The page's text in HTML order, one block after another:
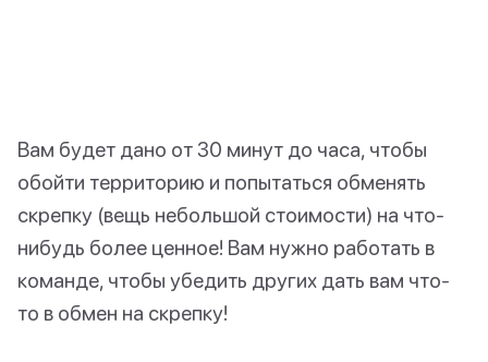
Вам будет дано от 30 минут до часа, чтобы
обойти территорию и попытаться обменять
скрепку (вещь небольшой стоимости) на что-
нибудь более ценное! Вам нужно работать в
команде, чтобы убедить других дать вам что-
то в обмен на скрепку!